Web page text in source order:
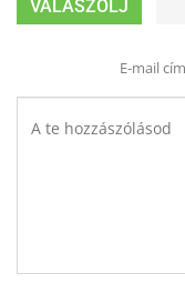
VÁLASZOLJ
E-mail